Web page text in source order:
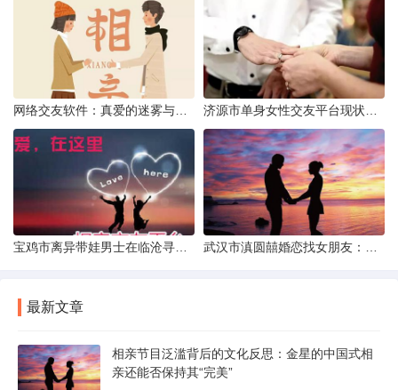
最新文章
相亲节目泛滥背后的文化反思：金星的中国式相
亲还能否保持其“完美”